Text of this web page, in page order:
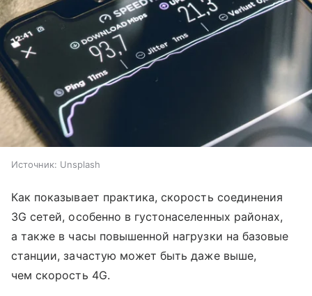
Источник: Unsplash
Как показывает практика, скорость соединения
3G сетей, особенно в густонаселенных районах,
а также в часы повышенной нагрузки на базовые
станции, зачастую может быть даже выше,
чем скорость 4G.